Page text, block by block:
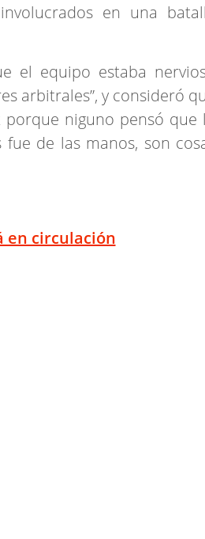
en una
el equipo estaba
arbitrales”, y consideró
niguno pensó que
de las manos, son
en circulación